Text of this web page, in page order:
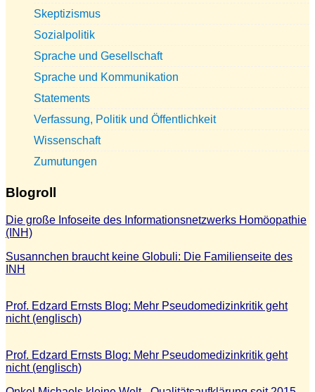
Skeptizismus
Sozialpolitik
Sprache und Gesellschaft
Sprache und Kommunikation
Statements
Verfassung, Politik und Öffentlichkeit
Wissenschaft
Zumutungen
Blogroll
Die große Infoseite des Informationsnetzwerks Homöopathie
(INH)
Susannchen braucht keine Globuli: Die Familienseite des
INH
Prof. Edzard Ernsts Blog: Mehr Pseudomedizinkritik geht
nicht (englisch)
Prof. Edzard Ernsts Blog: Mehr Pseudomedizinkritik geht
nicht (englisch)